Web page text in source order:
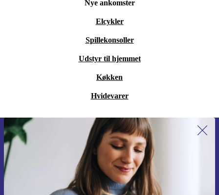
Nye ankomster
Elcykler
Spillekonsoller
Udstyr til hjemmet
Køkken
Hvidevarer
Tilmeld dig vores nyhedsbrev for
første gang og spar 115 kr!
Gå aldrig glip af et tilbud igen.